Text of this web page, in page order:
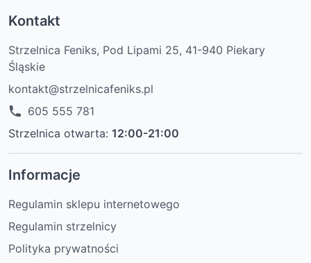
Kontakt
Strzelnica Feniks, Pod Lipami 25, 41-940 Piekary
Śląskie
kontakt@strzelnicafeniks.pl
605 555 781
Strzelnica otwarta: 12:00-21:00
Informacje
Regulamin sklepu internetowego
Regulamin strzelnicy
Polityka prywatności